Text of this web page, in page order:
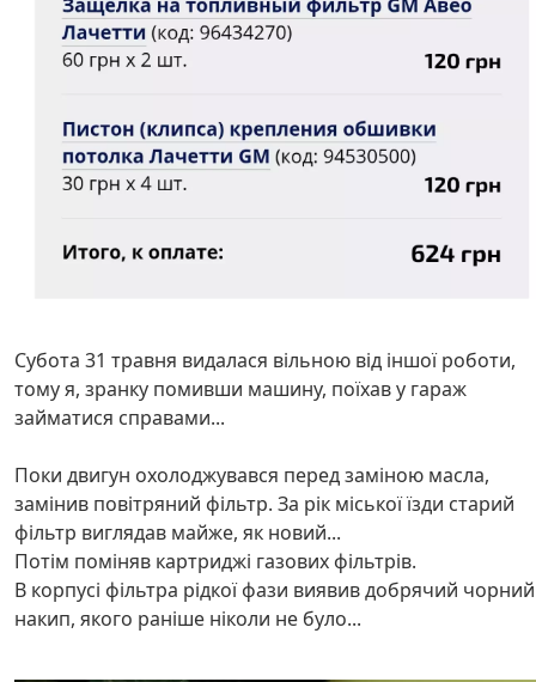
Субота 31 травня видалася вільною від іншої роботи,
тому я, зранку помивши машину, поїхав у гараж
займатися справами...
Поки двигун охолоджувався перед заміною масла,
замінив повітряний фільтр. За рік міської їзди старий
фільтр виглядав майже, як новий...
Потім поміняв картриджі газових фільтрів.
В корпусі фільтра рідкої фази виявив добрячий чорний
накип, якого раніше ніколи не було...